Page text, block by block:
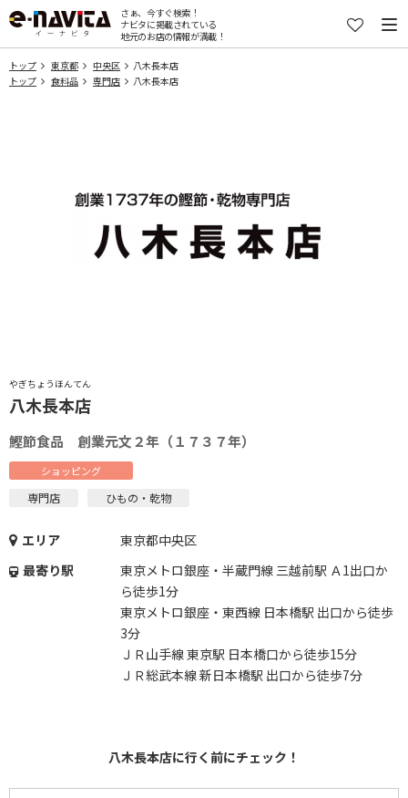
さぁ、今すぐ検索！
ナビタに掲載されている
地元のお店の情報が満載！
トップ 東京都 中央区
八木長本店
トップ
食料品 専門店 八木長本店
やぎちょうほんてん
八木長本店
鰹節食品 創業元文２年（１７３７年）
ショッピング
専門店 ひもの・乾物
エリア
東京都中央区
最寄り駅
東京メトロ銀座・半蔵門線 三越前駅 Ａ1出口か
ら徒歩1分
東京メトロ銀座・東西線 日本橋駅 出口から徒歩
3分
ＪＲ山手線 東京駅 日本橋口から徒歩15分
ＪＲ総武本線 新日本橋駅 出口から徒歩7分
八木長本店に行く前にチェック！